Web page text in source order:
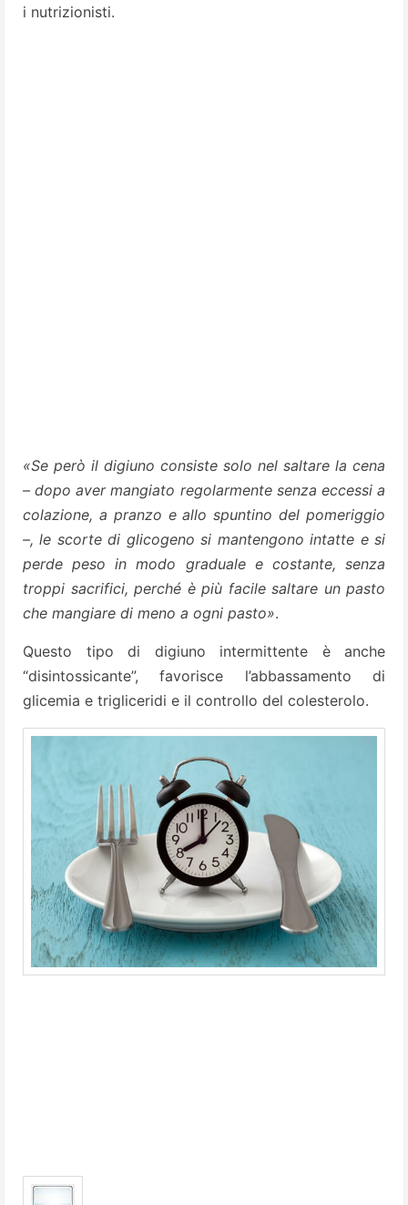
i nutrizionisti.
«Se però il digiuno consiste solo nel saltare la cena
– dopo aver mangiato regolarmente senza eccessi a
colazione, a pranzo e allo spuntino del pomeriggio
–, le scorte di glicogeno si mantengono intatte e si
perde peso in modo graduale e costante, senza
troppi sacrifici, perché è più facile saltare un pasto
che mangiare di meno a ogni pasto».
Questo tipo di digiuno intermittente è anche
“disintossicante”, favorisce l’abbassamento di
glicemia e trigliceridi e il controllo del colesterolo.